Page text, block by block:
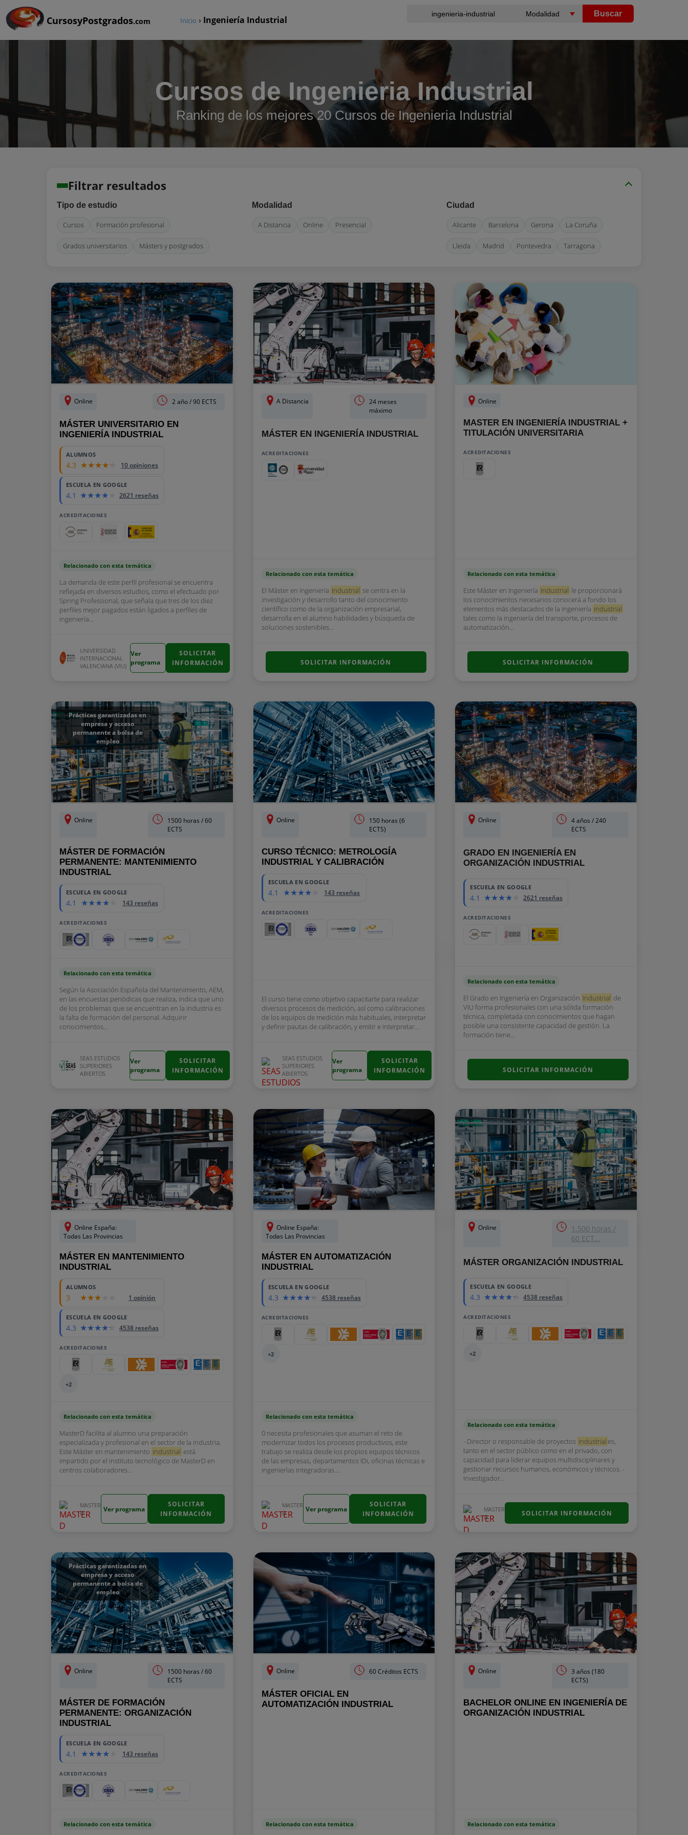
CursosyPostgrados.com
Buscar
Inicio › Ingeniería Industrial
Cursos de Ingenieria Industrial
Ranking de los mejores 20 Cursos de Ingenieria Industrial
Filtrar resultados
Tipo de estudio
Cursos Formación profesional
Grados universitarios Másters y postgrados
Modalidad
A Distancia Online Presencial
Ciudad
Alicante Barcelona Gerona La Coruña
Lleida Madrid Pontevedra Tarragona
Online 2 año / 90 ECTS
MÁSTER UNIVERSITARIO EN
INGENIERÍA INDUSTRIAL
ALUMNOS
4.3 10 opiniones
ESCUELA EN GOOGLE
4.1 2621 reseñas
ACREDITACIONES
Relacionado con esta temática
La demanda de este perfil profesional se encuentra
reflejada en diversos estudios, como el efectuado por
Spring Professional, que señala que tres de los diez
perfiles mejor pagados están ligados a perfiles de
ingeniería...
UNIVERSIDAD
INTERNACIONAL
VALENCIANA (VIU)
Ver
programa
SOLICITAR
INFORMACIÓN
A Distancia
24 meses
máximo
MÁSTER EN INGENIERÍA INDUSTRIAL
ACREDITACIONES
Relacionado con esta temática
El Máster en Ingeniería Industrial se centra en la
investigación y desarrollo tanto del conocimiento
científico como de la organización empresarial,
desarrolla en el alumno habilidades y búsqueda de
soluciones sostenibles...
SOLICITAR INFORMACIÓN
Online
MASTER EN INGENIERÍA INDUSTRIAL +
TITULACIÓN UNIVERSITARIA
ACREDITACIONES
Relacionado con esta temática
Este Máster en Ingeniería Industrial le proporcionará
los conocimientos necesarios conocerá a fondo los
elementos más destacados de la ingeniería industrial
tales como la ingeniería del transporte, procesos de
automatización...
SOLICITAR INFORMACIÓN
Prácticas garantizadas en
empresa y acceso
permanente a bolsa de
empleo
Online
1500 horas / 60
ECTS
MÁSTER DE FORMACIÓN
PERMANENTE: MANTENIMIENTO
INDUSTRIAL
ESCUELA EN GOOGLE
4.1 143 reseñas
ACREDITACIONES
Relacionado con esta temática
Según la Asociación Española del Mantenimiento, AEM,
en las encuestas periódicas que realiza, indica que uno
de los problemas que se encuentran en la industria es
la falta de formación del personal. Adquirir
conocimientos...
SEAS ESTUDIOS
SUPERIORES
ABIERTOS
Ver
programa
SOLICITAR
INFORMACIÓN
Online
150 horas (6
ECTS)
CURSO TÉCNICO: METROLOGÍA
INDUSTRIAL Y CALIBRACIÓN
ESCUELA EN GOOGLE
4.1 143 reseñas
ACREDITACIONES
El curso tiene como objetivo capacitarte para realizar
diversos procesos de medición, así como calibraciones
de los equipos de medición más habituales, interpretar
y definir pautas de calibración, y emitir e interpretar...
SEAS ESTUDIOS
SUPERIORES
ABIERTOS
Ver
programa
SOLICITAR
INFORMACIÓN
Online
4 años / 240
ECTS
GRADO EN INGENIERÍA EN
ORGANIZACIÓN INDUSTRIAL
ESCUELA EN GOOGLE
4.1 2621 reseñas
ACREDITACIONES
Relacionado con esta temática
El Grado en Ingeniería en Organización Industrial de
VIU forma profesionales con una sólida formación
técnica, completada con conocimientos que hagan
posible una consistente capacidad de gestión. La
formación tiene...
SOLICITAR INFORMACIÓN
Online España:
Todas Las Provincias
MÁSTER EN MANTENIMIENTO
INDUSTRIAL
ALUMNOS
3 1 opinión
ESCUELA EN GOOGLE
4.3 4538 reseñas
ACREDITACIONES
+2
Relacionado con esta temática
MasterD facilita al alumno una preparación
especializada y profesional en el sector de la industria.
Este Máster en mantenimiento industrial está
impartido por el instituto tecnológico de MasterD en
centros colaboradores...
MASTER
D
Ver programa
SOLICITAR
INFORMACIÓN
Online España:
Todas Las Provincias
MÁSTER EN AUTOMATIZACIÓN
INDUSTRIAL
ESCUELA EN GOOGLE
4.3 4538 reseñas
ACREDITACIONES
+2
Relacionado con esta temática
0 necesita profesionales que asuman el reto de
modernizar todos los procesos productivos, este
trabajo se realiza desde los propios equipos técnicos
de las empresas, departamentos IDi, oficinas técnicas e
ingenierías integradoras....
MASTER
D
Ver programa
SOLICITAR
INFORMACIÓN
Online
1.500 horas /
60 ECT...
MÁSTER ORGANIZACIÓN INDUSTRIAL
ESCUELA EN GOOGLE
4.3 4538 reseñas
ACREDITACIONES
+2
Relacionado con esta temática
- Director o responsable de proyectos industrial es,
tanto en el sector público como en el privado, con
capacidad para liderar equipos multidisciplinares y
gestionar recursos humanos, económicos y técnicos. -
Investigador...
MASTER
D
SOLICITAR INFORMACIÓN
Prácticas garantizadas en
empresa y acceso
permanente a bolsa de
empleo
Online
1500 horas / 60
ECTS
MÁSTER DE FORMACIÓN
PERMANENTE: ORGANIZACIÓN
INDUSTRIAL
ESCUELA EN GOOGLE
4.1 143 reseñas
ACREDITACIONES
Relacionado con esta temática
Online 60 Créditos ECTS
MÁSTER OFICIAL EN
AUTOMATIZACIÓN INDUSTRIAL
Relacionado con esta temática
Online
3 años (180
ECTS)
BACHELOR ONLINE EN INGENIERÍA DE
ORGANIZACIÓN INDUSTRIAL
Relacionado con esta temática